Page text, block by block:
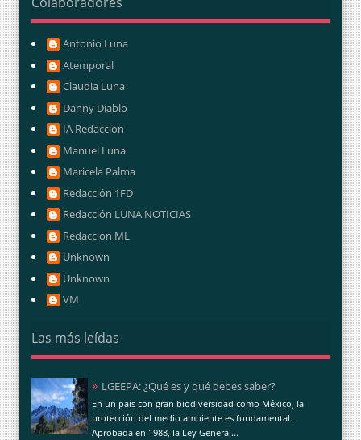
Antonio Luna
Atemporal
Claudia Luna
Danny Diablo
IA Redacción
Manuel Luna
Maricela Palma
Redacción 1FD
Redacción LUNA NOTICIAS
Redacción ML
Unknown
Unknown
VM
Las más leídas
LGEEPA: ¿Qué es y qué debes saber?
En un país con gran biodiversidad como México, la
protección del medio ambiente es fundamental.
Aprobada en 1988, la Ley General...